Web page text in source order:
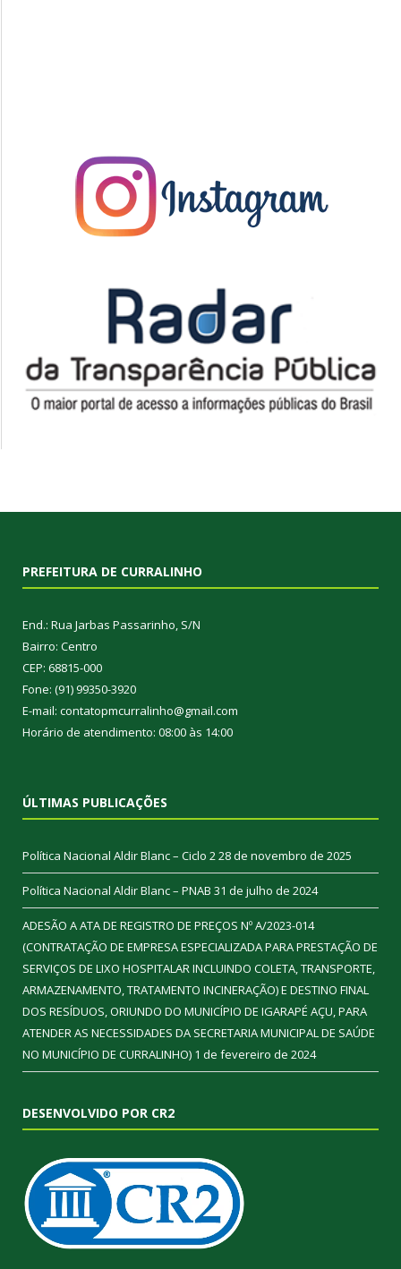
PREFEITURA DE CURRALINHO
End.: Rua Jarbas Passarinho, S/N
Bairro: Centro
CEP: 68815-000
Fone: (91) 99350-3920
E-mail: contatopmcurralinho@gmail.com
Horário de atendimento: 08:00 às 14:00
ÚLTIMAS PUBLICAÇÕES
Política Nacional Aldir Blanc – Ciclo 228 de novembro de 2025
Política Nacional Aldir Blanc – PNAB 31 de julho de 2024
ADESÃO A ATA DE REGISTRO DE PREÇOS Nº A/2023-014
(CONTRATAÇÃO DE EMPRESA ESPECIALIZADA PARA PRESTAÇÃO DE
SERVIÇOS DE LIXO HOSPITALAR INCLUINDO COLETA, TRANSPORTE,
ARMAZENAMENTO, TRATAMENTO INCINERAÇÃO) E DESTINO FINAL
DOS RESÍDUOS, ORIUNDO DO MUNICÍPIO DE IGARAPÉ AÇU, PARA
ATENDER AS NECESSIDADES DA SECRETARIA MUNICIPAL DE SAÚDE
NO MUNICÍPIO DE CURRALINHO) 1 de fevereiro de 2024
DESENVOLVIDO POR CR2